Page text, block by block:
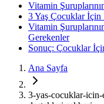
Vitamin
3 Yaş Çocuklar
Vitamin
Gerekenler
Sonuç: Çocuklar
Ana Sayfa
3-yas-cocuklar-